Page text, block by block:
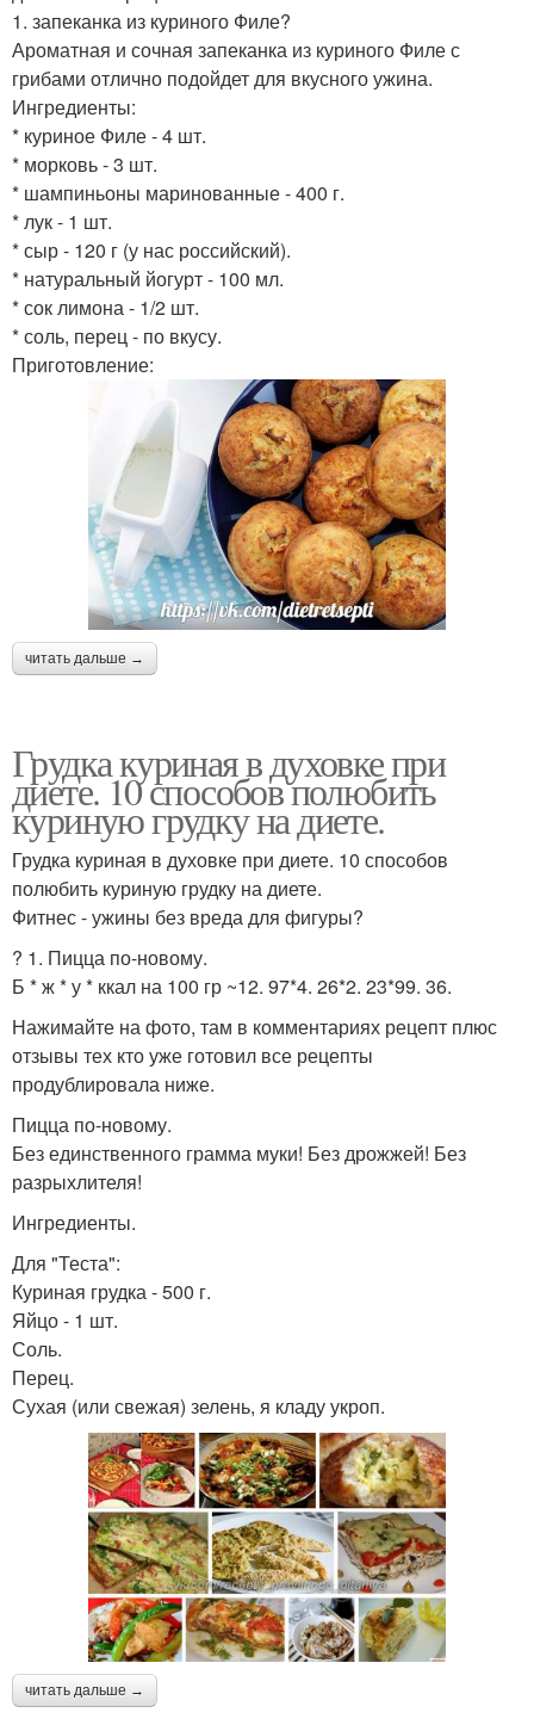
1. запеканка из куриного Филе?
Ароматная и сочная запеканка из куриного Филе с
грибами отлично подойдет для вкусного ужина.
Ингредиенты:
* куриное Филе - 4 шт.
* морковь - 3 шт.
* шампиньоны маринованные - 400 г.
* лук - 1 шт.
* сыр - 120 г (у нас российский).
* натуральный йогурт - 100 мл.
* сок лимона - 1/2 шт.
* соль, перец - по вкусу.
Приготовление:
читать дальше →
Грудка куриная в духовке при
диете. 10 способов полюбить
куриную грудку на диете.
Грудка куриная в духовке при диете. 10 способов
полюбить куриную грудку на диете.
Фитнес - ужины без вреда для фигуры?
? 1. Пицца по-новому.
Б * ж * у * ккал на 100 гр ~12. 97*4. 26*2. 23*99. 36.
Нажимайте на фото, там в комментариях рецепт плюс
отзывы тех кто уже готовил все рецепты
продублировала ниже.
Пицца по-новому.
Без единственного грамма муки! Без дрожжей! Без
разрыхлителя!
Ингредиенты.
Для "Теста":
Куриная грудка - 500 г.
Яйцо - 1 шт.
Соль.
Перец.
Сухая (или свежая) зелень, я кладу укроп.
читать дальше →